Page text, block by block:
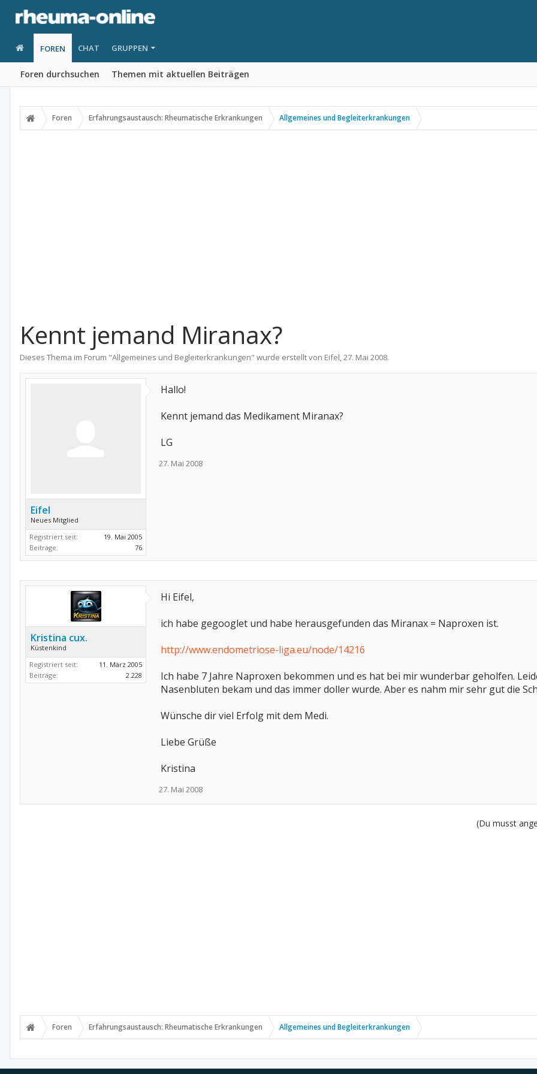
FOREN
Foren durchsuchen Themen mit aktuellen Beiträgen
CHAT GRUPPEN
Foren Erfahrungsaustausch: Rheumatische Erkrankungen Allgemeines und Begleiterkrankungen
Kennt jemand Miranax?
Dieses Thema im Forum "Allgemeines und Begleiterkrankungen" wurde erstellt von Eifel,27. Mai 2008.
Eifel
Neues Mitglied
Registriert seit:
19. Mai 2005
Beiträge:
76
Hallo!
Kennt jemand das Medikament Miranax?
LG
27. Mai 2008
Kristina cux.
Küstenkind
Registriert seit:
11. März 2005
Beiträge:
2.228
Hi Eifel,
ich habe gegooglet und habe herausgefunden das Miranax = Naproxen ist.
http://www.endometriose-liga.eu/node/14216
Ich habe 7 Jahre Naproxen bekommen und es hat bei mir wunderbar geholfen.
Nasenbluten bekam und das immer doller wurde. Aber es nahm mir sehr gut die
Wünsche dir viel Erfolg mit dem Medi.
Liebe Grüße
Kristina
27. Mai 2008
(Du musst
Foren Erfahrungsaustausch: Rheumatische Erkrankungen Allgemeines und Begleiterkrankungen